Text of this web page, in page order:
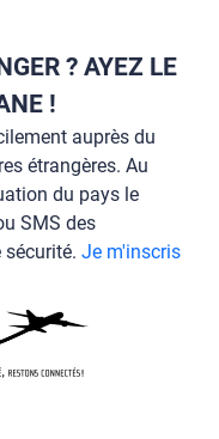
? AYEZ LE
!
auprès du
étrangères. Au
du pays le
SMS des
Je m'inscris